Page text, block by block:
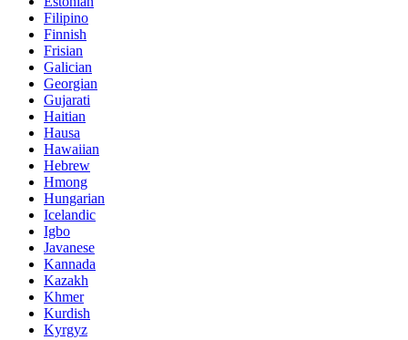
Filipino
Finnish
Frisian
Galician
Georgian
Gujarati
Haitian
Hausa
Hawaiian
Hebrew
Hmong
Hungarian
Icelandic
Igbo
Javanese
Kannada
Kazakh
Khmer
Kurdish
Kyrgyz